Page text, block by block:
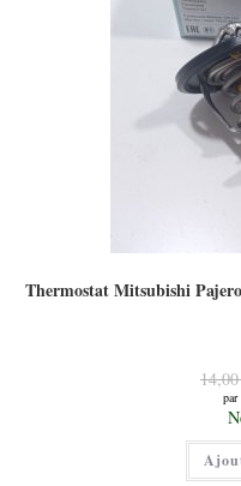
Thermostat Mitsubishi
par